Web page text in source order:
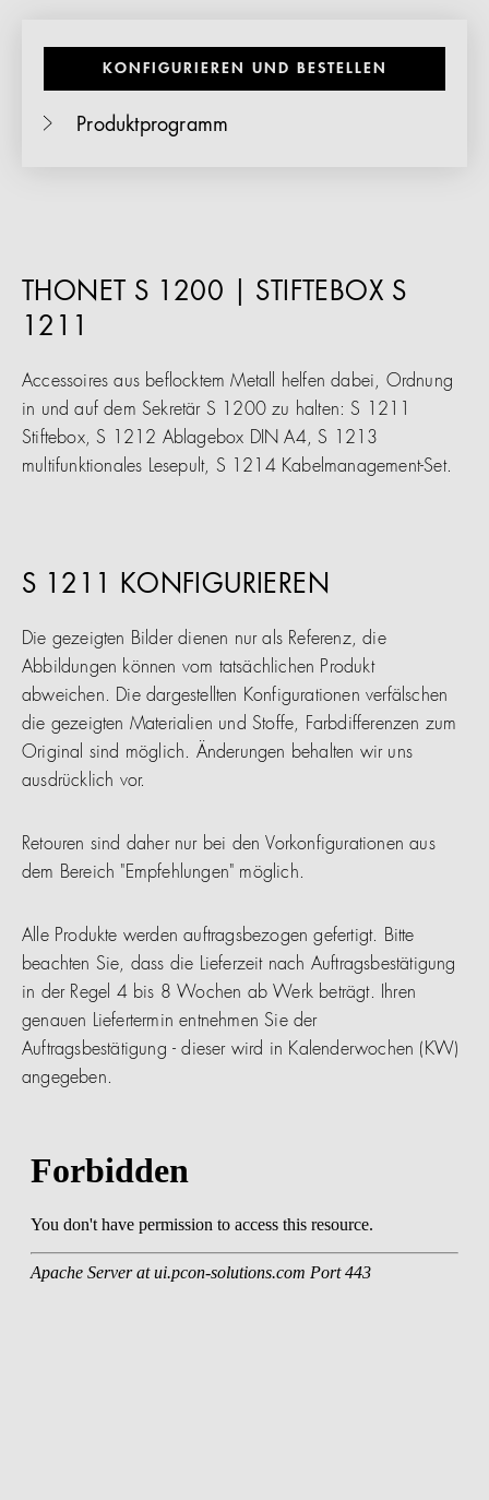
KONFIGURIEREN UND BESTELLEN
Produktprogramm
THONET S 1200 | STIFTEBOX S
1211
Accessoires aus beflocktem Metall helfen dabei, Ordnung
in und auf dem Sekretär S 1200 zu halten: S 1211
Stiftebox, S 1212 Ablagebox DIN A4, S 1213
multifunktionales Lesepult, S 1214 Kabelmanagement-Set.
S 1211 KONFIGURIEREN
Die gezeigten Bilder dienen nur als Referenz, die
Abbildungen können vom tatsächlichen Produkt
abweichen. Die dargestellten Konfigurationen verfälschen
die gezeigten Materialien und Stoffe, Farbdifferenzen zum
Original sind möglich. Änderungen behalten wir uns
ausdrücklich vor.
Retouren sind daher nur bei den Vorkonfigurationen aus
dem Bereich "Empfehlungen" möglich.
Alle Produkte werden auftragsbezogen gefertigt. Bitte
beachten Sie, dass die Lieferzeit nach Auftragsbestätigung
in der Regel 4 bis 8 Wochen ab Werk beträgt. Ihren
genauen Liefertermin entnehmen Sie der
Auftragsbestätigung - dieser wird in Kalenderwochen (KW)
angegeben.